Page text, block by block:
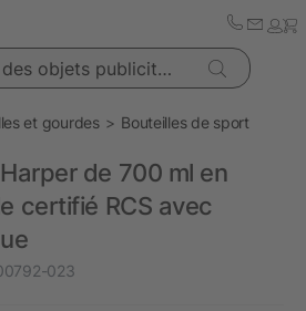
publicitaires
et gourdes Bouteilles de sport
de 700 ml en
certifié RCS avec
023